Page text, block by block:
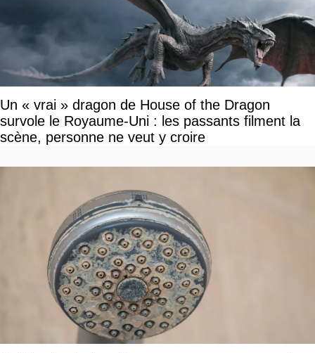
Un « vrai » dragon de House of the Dragon
survole le Royaume-Uni : les passants filment la
scène, personne ne veut y croire